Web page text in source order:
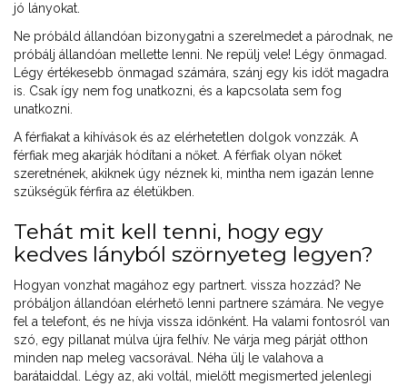
jó lányokat.
Ne próbáld állandóan bizonygatni a szerelmedet a párodnak, ne
próbálj állandóan mellette lenni. Ne repülj vele! Légy önmagad.
Légy értékesebb önmagad számára, szánj egy kis időt magadra
is. Csak így nem fog unatkozni, és a kapcsolata sem fog
unatkozni.
A férfiakat a kihívások és az elérhetetlen dolgok vonzzák. A
férfiak meg akarják hódítani a nőket. A férfiak olyan nőket
szeretnének, akiknek úgy néznek ki, mintha nem igazán lenne
szükségük férfira az életükben.
Tehát mit kell tenni, hogy egy
kedves lányból szörnyeteg legyen?
Hogyan vonzhat magához egy partnert. vissza hozzád? Ne
próbáljon állandóan elérhető lenni partnere számára. Ne vegye
fel a telefont, és ne hívja vissza időnként. Ha valami fontosról van
szó, egy pillanat múlva újra felhív. Ne várja meg párját otthon
minden nap meleg vacsorával. Néha ülj le valahova a
barátaiddal. Légy az, aki voltál, mielőtt megismerted jelenlegi